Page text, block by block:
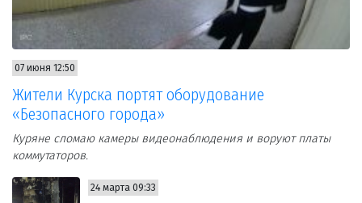
07 июня 12:50
Жители Курска портят оборудование
«Безопасного города»
Куряне сломаю камеры видеонаблюдения и воруют платы
коммутаторов.
24 марта 09:33